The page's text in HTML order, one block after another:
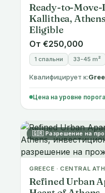
Eligible
От €250,000
1 спальни 33-45 m²
Квалифицирует к:
Цена на уровне
GREECE · CENTRAL
Heart of Athens
От €250,000